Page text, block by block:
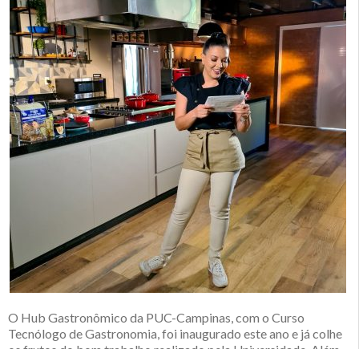
O Hub Gastronômico da PUC-Campinas, com o Curso
Tecnólogo de Gastronomia, foi inaugurado este ano e já colhe